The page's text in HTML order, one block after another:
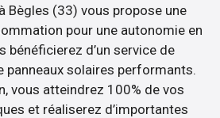
Bègles (33) vous propose une
pour une autonomie en
bénéficierez d’un service de
panneaux solaires performants.
vous atteindrez 100% de vos
et réaliserez d’importantes